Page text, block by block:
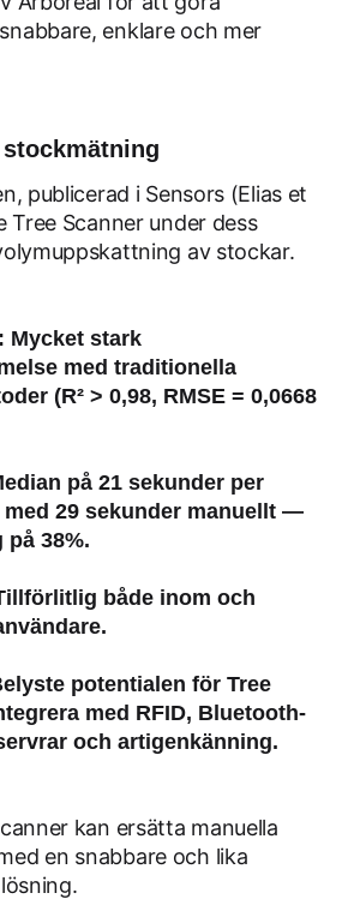
enklare och mer
publicerad i Sensors (Elias et
Tree Scanner under dess
av stockar.
: Mycket stark
med traditionella
(R² > 0,98, RMSE = 0,0668
på 21 sekunder per
29 sekunder manuellt —
38%.
både inom och
potentialen för Tree
med RFID, Bluetooth-
och artigenkänning.
kan ersätta manuella
en snabbare och lika